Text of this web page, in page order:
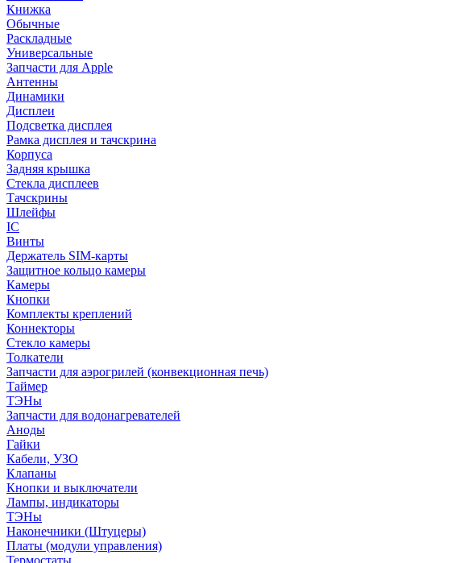
Книжка
Обычные
Раскладные
Универсальные
Запчасти для Apple
Антенны
Динамики
Дисплеи
Подсветка дисплея
Рамка дисплея и тачскрина
Корпуса
Задняя крышка
Стекла дисплеев
Тачскрины
Шлейфы
IC
Винты
Держатель SIM-карты
Защитное кольцо камеры
Камеры
Кнопки
Комплекты креплений
Коннекторы
Стекло камеры
Толкатели
Запчасти для аэрогрилей (конвекционная печь)
Таймер
ТЭНы
Запчасти для водонагревателей
Аноды
Гайки
Кабели, УЗО
Клапаны
Кнопки и выключатели
Лампы, индикаторы
ТЭНы
Наконечники (Штуцеры)
Платы (модули управления)
Термостаты